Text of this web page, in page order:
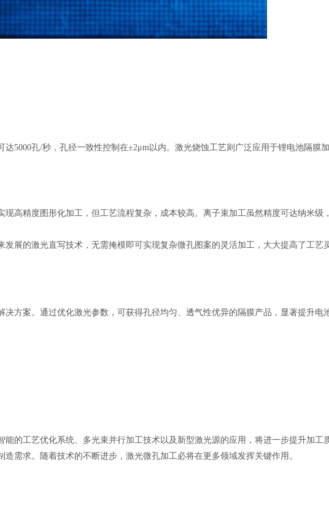
5000孔/秒，孔径一致性控制在±2μm以内。激光烧蚀工艺则广泛应用于锂电池隔膜
高精度图形化加工，但工艺流程复杂，成本较高。离子束加工虽然精度可达纳米级
展的激光直写技术，无需掩模即可实现复杂微孔图案的灵活加工，大大提高了工艺
方案。通过优化激光参数，可获得孔径均匀、透气性优异的隔膜产品，显著提升电
的工艺优化系统、多光束并行加工技术以及新型激光源的应用，将进一步提升加工
需求。随着技术的不断进步，激光微孔加工必将在更多领域发挥关键作用。